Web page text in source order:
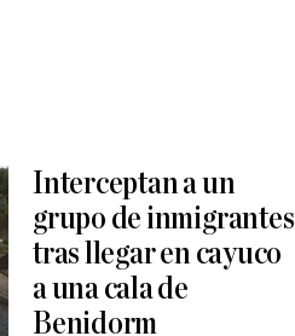
Interceptan a un
grupo de inmigrantes
tras llegar en cayuco
a una cala de
Benidorm